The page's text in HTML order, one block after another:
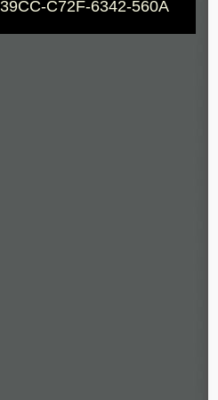
39CC-C72F-6342-560A